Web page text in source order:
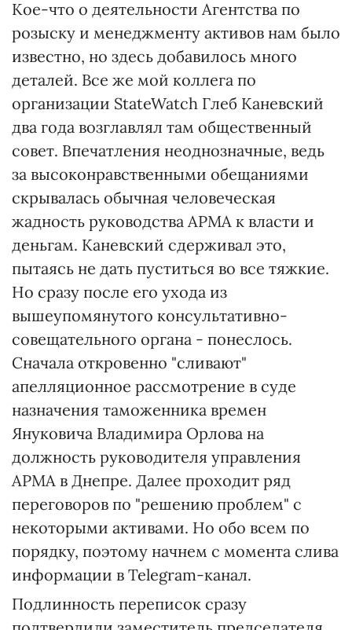
Кое-что о деятельности Агентства по
розыску и менеджменту активов нам было
известно, но здесь добавилось много
деталей. Все же мой коллега по
организации StateWatch Глеб Каневский
два года возглавлял там общественный
совет. Впечатления неоднозначные, ведь
за высоконравственными обещаниями
скрывалась обычная человеческая
жадность руководства АРМА к власти и
деньгам. Каневский сдерживал это,
пытаясь не дать пуститься во все тяжкие.
Но сразу после его ухода из
вышеупомянутого консультативно-
совещательного органа - понеслось.
Сначала откровенно "сливают"
апелляционное рассмотрение в суде
назначения таможенника времен
Януковича Владимира Орлова на
должность руководителя управления
АРМА в Днепре. Далее проходит ряд
переговоров по "решению проблем" с
некоторыми активами. Но обо всем по
порядку, поэтому начнем с момента слива
информации в Telegram-канал.
Подлинность переписок сразу